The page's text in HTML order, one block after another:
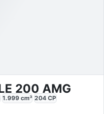
200 AMG
1.999cm³ 204CP